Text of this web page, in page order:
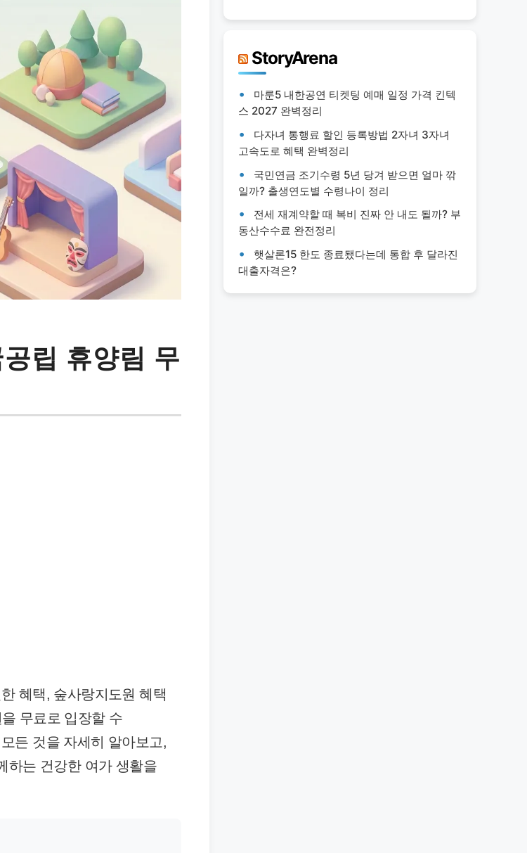
립 휴양림 무
혜택, 숲사랑지도원 혜택
무료로 입장할 수
든 것을 자세히 알아보고,
하는 건강한 여가 생활을
StoryArena
마룬5 내한공연 티켓팅 예매 일정 가격 킨텍
스 2027 완벽정리
다자녀 통행료 할인 등록방법 2자녀 3자녀
고속도로 혜택 완벽정리
국민연금 조기수령 5년 당겨 받으면 얼마 깎
일까? 출생연도별 수령나이 정리
전세 재계약할 때 복비 진짜 안 내도 될까? 부
동산수수료 완전정리
햇살론15 한도 종료됐다는데 통합 후 달라진
대출자격은?